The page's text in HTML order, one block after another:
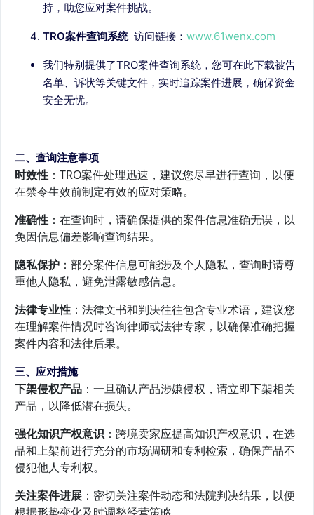
持，助您应对案件挑战。
TRO案件查询系统 访问链接： www.61wenx.com
我们特别提供了TRO案件查询系统，您可在此下载被告
名单、诉状等关键文件，实时追踪案件进展，确保资金
安全无忧。
二、查询注意事项
时效性 ：TRO案件处理迅速，建议您尽早进行查询，以便
在禁令生效前制定有效的应对策略。
准确性 ：在查询时，请确保提供的案件信息准确无误，以
免因信息偏差影响查询结果。
隐私保护 ：部分案件信息可能涉及个人隐私，查询时请尊
重他人隐私，避免泄露敏感信息。
法律专业性 ：法律文书和判决往往包含专业术语，建议您
在理解案件情况时咨询律师或法律专家，以确保准确把握
案件内容和法律后果。
三、应对措施
下架侵权产品 ：一旦确认产品涉嫌侵权，请立即下架相关
产品，以降低潜在损失。
强化知识产权意识 ：跨境卖家应提高知识产权意识，在选
品和上架前进行充分的市场调研和专利检索，确保产品不
侵犯他人专利权。
关注案件进展 ：密切关注案件动态和法院判决结果，以便